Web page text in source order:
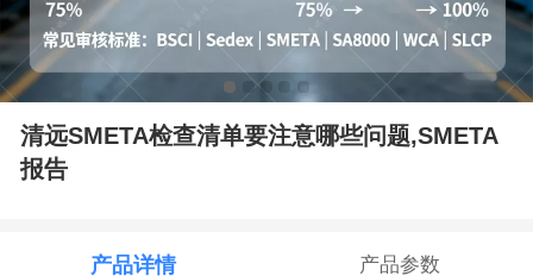
清远SMETA检查清单要注意哪些问题,SMETA
报告
产品详情 产品参数